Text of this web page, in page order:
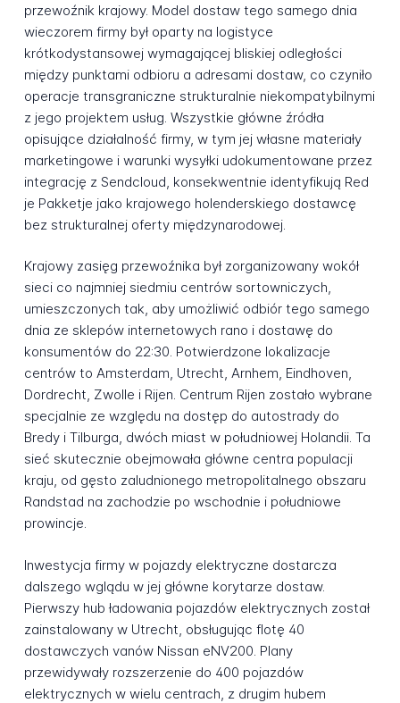
przewoźnik krajowy. Model dostaw tego samego dnia
wieczorem firmy był oparty na logistyce
krótkodystansowej wymagającej bliskiej odległości
między punktami odbioru a adresami dostaw, co czyniło
operacje transgraniczne strukturalnie niekompatybilnymi
z jego projektem usług. Wszystkie główne źródła
opisujące działalność firmy, w tym jej własne materiały
marketingowe i warunki wysyłki udokumentowane przez
integrację z Sendcloud, konsekwentnie identyfikują Red
je Pakketje jako krajowego holenderskiego dostawcę
bez strukturalnej oferty międzynarodowej.
Krajowy zasięg przewoźnika był zorganizowany wokół
sieci co najmniej siedmiu centrów sortowniczych,
umieszczonych tak, aby umożliwić odbiór tego samego
dnia ze sklepów internetowych rano i dostawę do
konsumentów do 22:30. Potwierdzone lokalizacje
centrów to Amsterdam, Utrecht, Arnhem, Eindhoven,
Dordrecht, Zwolle i Rijen. Centrum Rijen zostało wybrane
specjalnie ze względu na dostęp do autostrady do
Bredy i Tilburga, dwóch miast w południowej Holandii. Ta
sieć skutecznie obejmowała główne centra populacji
kraju, od gęsto zaludnionego metropolitalnego obszaru
Randstad na zachodzie po wschodnie i południowe
prowincje.
Inwestycja firmy w pojazdy elektryczne dostarcza
dalszego wglądu w jej główne korytarze dostaw.
Pierwszy hub ładowania pojazdów elektrycznych został
zainstalowany w Utrecht, obsługując flotę 40
dostawczych vanów Nissan eNV200. Plany
przewidywały rozszerzenie do 400 pojazdów
elektrycznych w wielu centrach, z drugim hubem